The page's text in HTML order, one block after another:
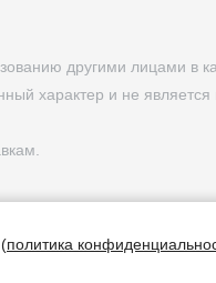
другими лицами в
характер и не
политика